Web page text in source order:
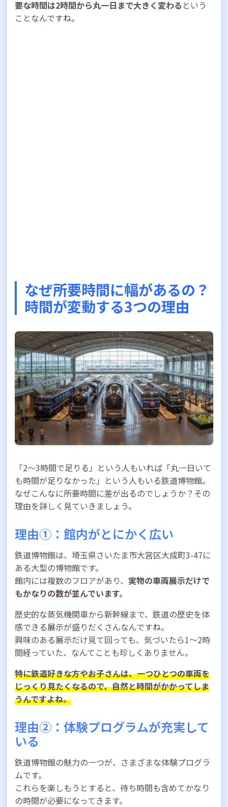
要な時間は2時間から丸一日まで大きく変わる という
ことなんですね。
なぜ所要時間に幅があるの？
時間が変動する3つの理由
「2〜3時間で足りる」という人もいれば「丸一日いて
も時間が足りなかった」という人もいる鉄道博物館。
なぜこんなに所要時間に差が出るのでしょうか？その
理由を詳しく見ていきましょう。
理由①：館内がとにかく広い
鉄道博物館は、埼玉県さいたま市大宮区大成町3-47に
ある大型の博物館です。
館内には複数のフロアがあり、 実物の車両展示だけで
もかなりの数が並んでいます。
歴史的な蒸気機関車から新幹線まで、鉄道の歴史を体
感できる展示が盛りだくさんなんですね。
興味のある展示だけ見て回っても、気づいたら1〜2時
間経っていた、なんてことも珍しくありません。
特に鉄道好きな方やお子さんは、一つひとつの車両を
じっくり見たくなるので、自然と時間がかかってしま
うんですよね。
理由②：体験プログラムが充実して
いる
鉄道博物館の魅力の一つが、さまざまな体験プログラ
ムです。
これらを楽しもうとすると、待ち時間も含めてかなり
の時間が必要になってきます。